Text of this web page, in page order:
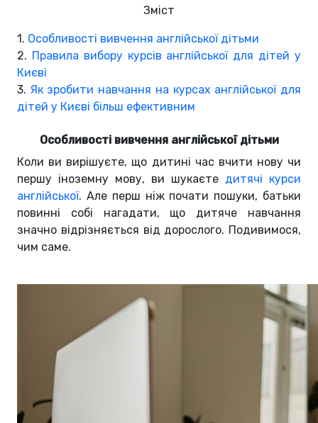
Зміст
1. Особливості вивчення англійської дітьми
2. Правила вибору курсів англійської для дітей у
Києві
3. Як зробити навчання на курсах англійської для
дітей у Києві більш ефективним
Особливості вивчення англійської дітьми
Коли ви вирішуєте, що дитині час вчити нову чи
першу іноземну мову, ви шукаєте дитячі курси
англійської. Але перш ніж почати пошуки, батьки
повинні собі нагадати, що дитяче навчання
значно відрізняється від дорослого. Подивимося,
чим саме.